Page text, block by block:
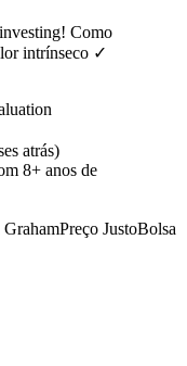
Como
intrínseco ✓
atrás)
8+ anos de
Preço JustoBolsa